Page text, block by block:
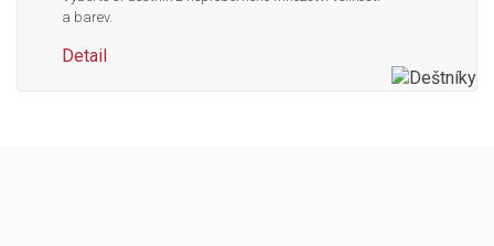
a barev.
Detail